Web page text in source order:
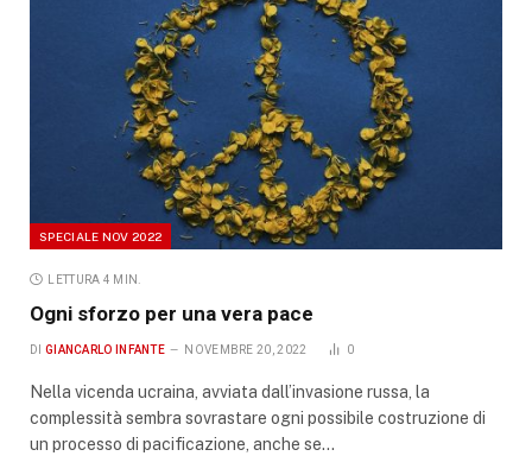
SPECIALE NOV 2022
LETTURA 4 MIN.
Ogni sforzo per una vera pace
DI GIANCARLO INFANTE NOVEMBRE 20, 2022 0
Nella vicenda ucraina, avviata dall’invasione russa, la
complessità sembra sovrastare ogni possibile costruzione di
un processo di pacificazione, anche se…